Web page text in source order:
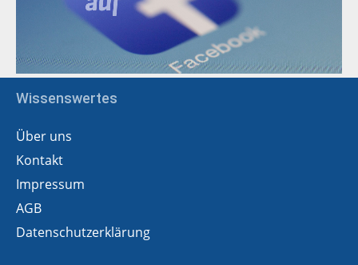
Wissenswertes
Über uns
Kontakt
Impressum
AGB
Datenschutzerklärung